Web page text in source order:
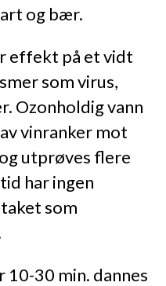
og bær.
effekt på et vidt
som virus,
Ozonholdig vann
vinranker mot
utprøves flere
har ingen
som
30 min. dannes